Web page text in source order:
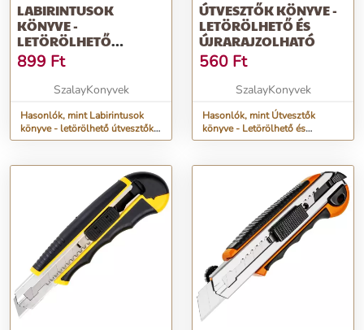
LABIRINTUSOK
KÖNYVE -
LETÖRÖLHETŐ
ÚTVESZTŐK KIS
FELFEDEZŐK SZÁMÁRA!
(TOLL NÉLKÜL)
899 Ft
SzalayKonyvek
Hasonlók, mint Labirintusok
könyve - letörölhető útvesztők
kis felfedezők számára! (toll
ÚTVESZTŐK KÖNYVE -
LETÖRÖLHETŐ ÉS
ÚJRARAJZOLHATÓ
560 Ft
SzalayKonyvek
Hasonlók, mint Útvesztők
könyve - Letörölhető és
újrarajzolható